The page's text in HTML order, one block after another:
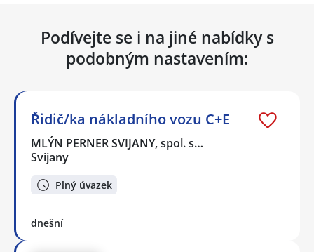
Podívejte se i na jiné nabídky s
podobným nastavením:
Řidič/ka nákladního vozu C+E
MLÝN PERNER SVIJANY, spol. s…
Svijany
Plný úvazek
dnešní